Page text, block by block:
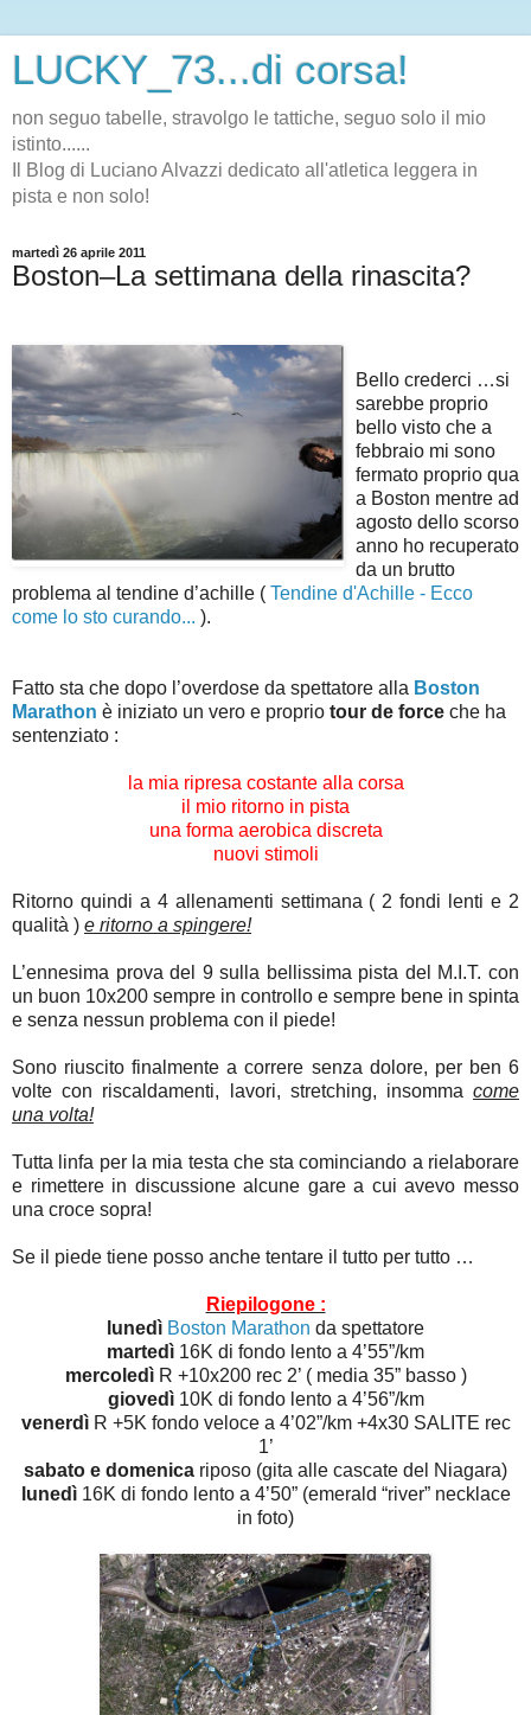
LUCKY_73...di corsa!
non seguo tabelle, stravolgo le tattiche, seguo solo il mio
istinto......
Il Blog di Luciano Alvazzi dedicato all'atletica leggera in
pista e non solo!
martedì 26 aprile 2011
Boston–La settimana della rinascita?
Bello crederci …si
sarebbe proprio
bello visto che a
febbraio mi sono
fermato proprio qua
a Boston mentre ad
agosto dello scorso
anno ho recuperato
da un brutto
problema al tendine d’achille ( Tendine d'Achille - Ecco
come lo sto curando... ).
Fatto sta che dopo l’overdose da spettatore alla Boston
Marathon è iniziato un vero e proprio tour de force che ha
sentenziato :
la mia ripresa costante alla corsa
il mio ritorno in pista
una forma aerobica discreta
nuovi stimoli
Ritorno quindi a 4 allenamenti settimana ( 2 fondi lenti e 2
qualità ) e ritorno a spingere!
L’ennesima prova del 9 sulla bellissima pista del M.I.T. con
un buon 10x200 sempre in controllo e sempre bene in spinta
e senza nessun problema con il piede!
Sono riuscito finalmente a correre senza dolore, per ben 6
volte con riscaldamenti, lavori, stretching, insomma come
una volta!
Tutta linfa per la mia testa che sta cominciando a rielaborare
e rimettere in discussione alcune gare a cui avevo messo
una croce sopra!
Se il piede tiene posso anche tentare il tutto per tutto …
Riepilogone :
lunedì Boston Marathon da spettatore
martedì 16K di fondo lento a 4’55”/km
mercoledìR +10x200 rec 2’ ( media 35” basso )
giovedì10K di fondo lento a 4’56”/km
venerdì R +5K fondo veloce a 4’02”/km +4x30 SALITE rec
1’
sabato e domenica riposo (gita alle cascate del Niagara)
lunedì16K di fondo lento a 4’50” (emerald “river” necklace
in foto)